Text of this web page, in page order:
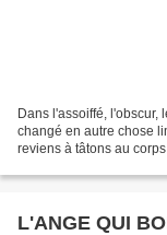
Dans l'assoiffé, l'obscur,
changé en autre chose
reviens à tâtons au
L'ANGE QUI